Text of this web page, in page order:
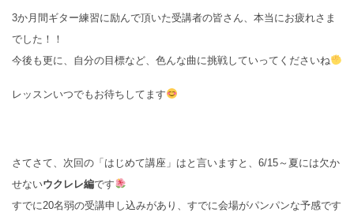
3か月間ギター練習に励んで頂いた受講者の皆さん、本当にお疲れさま
でした！！
今後も更に、自分の目標など、色んな曲に挑戦していってくださいね
レッスンいつでもお待ちしてます
さてさて、次回の「はじめて講座」はと言いますと、6/15～夏には欠か
せないウクレレ編です
すでに20名弱の受講申し込みがあり、すでに会場がパンパンな予感です